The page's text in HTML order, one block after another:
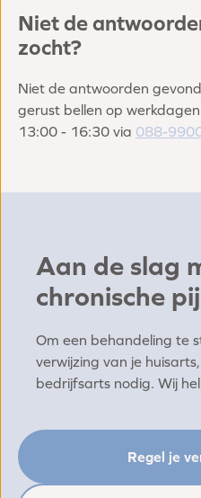
Niet de
zocht?
Niet de antwoorden
gerust bellen op
13:00 - 16:30 via 088-
Aan de slag
chronische
Om een behandeling te
verwijzing van je
bedrijfsarts nodig. Wij
Regel je